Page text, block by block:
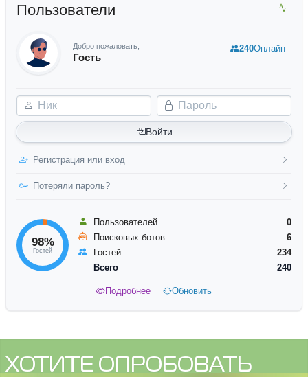
Пользователи
Добро пожаловать,
Гость
Ник Пароль
Войти
Регистрация или вход
Потеряли пароль?
240Онлайн
98%
Гостей
Пользователей
0
Поисковых ботов
6
Гостей
234
Всего
240
Подробнее Обновить
ХОТИТЕ ОПРОБОВАТЬ